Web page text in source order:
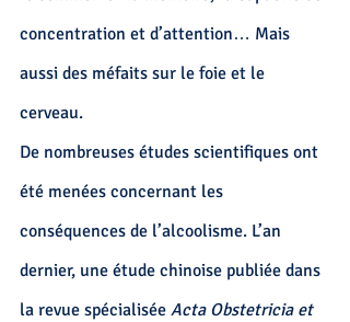
concentration et d’attention… Mais
aussi des méfaits sur le foie et le
cerveau.
De nombreuses études scientifiques ont
été menées concernant les
conséquences de l’alcoolisme. L’an
dernier, une étude chinoise publiée dans
la revue spécialisée Acta Obstetricia et